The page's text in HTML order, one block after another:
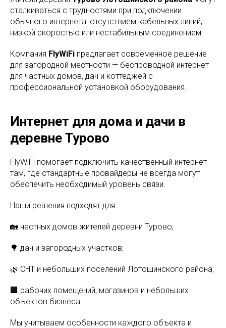
сталкиваться с трудностями при подключении
обычного интернета: отсутствием кабельных линий,
низкой скоростью или нестабильным соединением.
Компания FlyWiFi предлагает современное решение
для загородной местности — беспроводной интернет
для частных домов, дач и коттеджей с
профессиональной установкой оборудования.
Интернет для дома и дачи в
деревне Турово
FlyWiFi помогает подключить качественный интернет
там, где стандартные провайдеры не всегда могут
обеспечить необходимый уровень связи.
Наши решения подходят для:
🏡 частных домов жителей деревни Турово;
🌳 дач и загородных участков;
🌿 СНТ и небольших поселений Лотошинского района;
🏢 рабочих помещений, магазинов и небольших
объектов бизнеса.
Мы учитываем особенности каждого объекта и